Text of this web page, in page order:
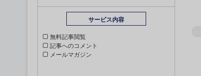
サービス内容
無料記事閲覧
記事へのコメント
メールマガジン